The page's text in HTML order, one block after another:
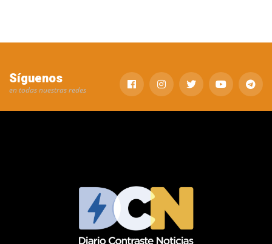
Síguenos
en todas nuestras redes